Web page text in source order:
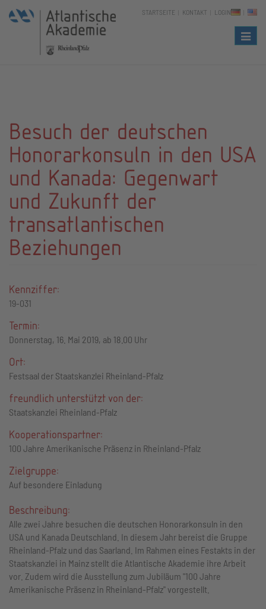
STARTSEITE KONTAKT LOGIN
Besuch der deutschen
Honorarkonsuln in den USA
und Kanada: Gegenwart
und Zukunft der
transatlantischen
Beziehungen
Kennziffer:
19-031
Termin:
Donnerstag, 16. Mai 2019, ab 18.00 Uhr
Ort:
Festsaal der Staatskanzlei Rheinland-Pfalz
freundlich unterstützt von der:
Staatskanzlei Rheinland-Pfalz
Kooperationspartner:
100 Jahre Amerikanische Präsenz in Rheinland-Pfalz
Zielgruppe:
Auf besondere Einladung
Beschreibung:
Alle zwei Jahre besuchen die deutschen Honorarkonsuln in den
USA und Kanada Deutschland. In diesem Jahr bereist die Gruppe
Rheinland-Pfalz und das Saarland. Im Rahmen eines Festakts in der
Staatskanzlei in Mainz stellt die Atlantische Akademie ihre Arbeit
vor. Zudem wird die Ausstellung zum Jubiläum "100 Jahre
Amerikanische Präsenz in Rheinland-Pfalz" vorgestellt.